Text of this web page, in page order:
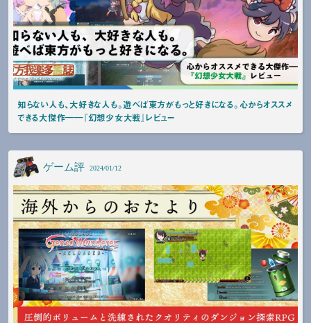
知らない人も、大好きな人も。遊べば東方がもっと好きになる。心からオススメ
できる大傑作――『幻想少女大戦』レビュー
ゲーム評 2024/01/12